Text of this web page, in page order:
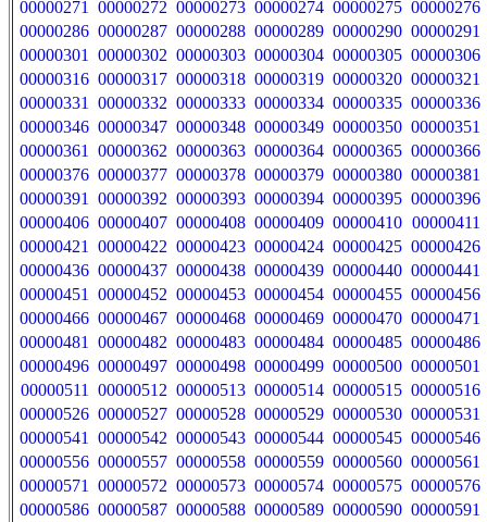
00000271
00000272 00000273 00000274 00000275 00000276
00000286 00000287 00000288 00000289 00000290 00000291
00000301
00000302 00000303 00000304 00000305 00000306
00000316 00000317 00000318 00000319 00000320 00000321
00000331
00000332 00000333 00000334 00000335 00000336
00000346 00000347 00000348 00000349 00000350 00000351
00000361
00000362 00000363 00000364 00000365 00000366
00000376 00000377 00000378 00000379 00000380 00000381
00000391
00000392 00000393 00000394 00000395 00000396
00000406 00000407 00000408 00000409 00000410 00000411
00000421
00000422 00000423 00000424 00000425 00000426
00000436 00000437 00000438 00000439 00000440 00000441
00000451
00000452 00000453 00000454 00000455 00000456
00000466 00000467 00000468 00000469 00000470 00000471
00000481
00000482 00000483 00000484 00000485 00000486
00000496 00000497 00000498 00000499 00000500 00000501
00000511
00000512 00000513 00000514 00000515 00000516
00000526 00000527 00000528 00000529 00000530 00000531
00000541
00000542 00000543 00000544 00000545 00000546
00000556 00000557 00000558 00000559 00000560 00000561
00000571
00000572 00000573 00000574 00000575 00000576
00000586 00000587 00000588 00000589 00000590 00000591